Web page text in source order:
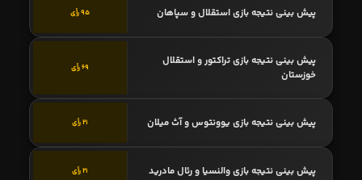
پیش بینی نتیجه بازی استقلال و سپاهان 95 رأی
پیش بینی نتیجه بازی تراکتور و استقلال
خوزستان
69 رأی
پیش بینی نتیجه بازی یوونتوس و آث میلان 21 رأی
پیش بینی نتیجه بازی والنسیا و رئال مادرید 21 رأی